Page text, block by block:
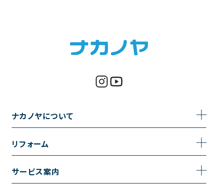
ナカノヤについて
リフォーム
トイレのリフォーム
サービス案内